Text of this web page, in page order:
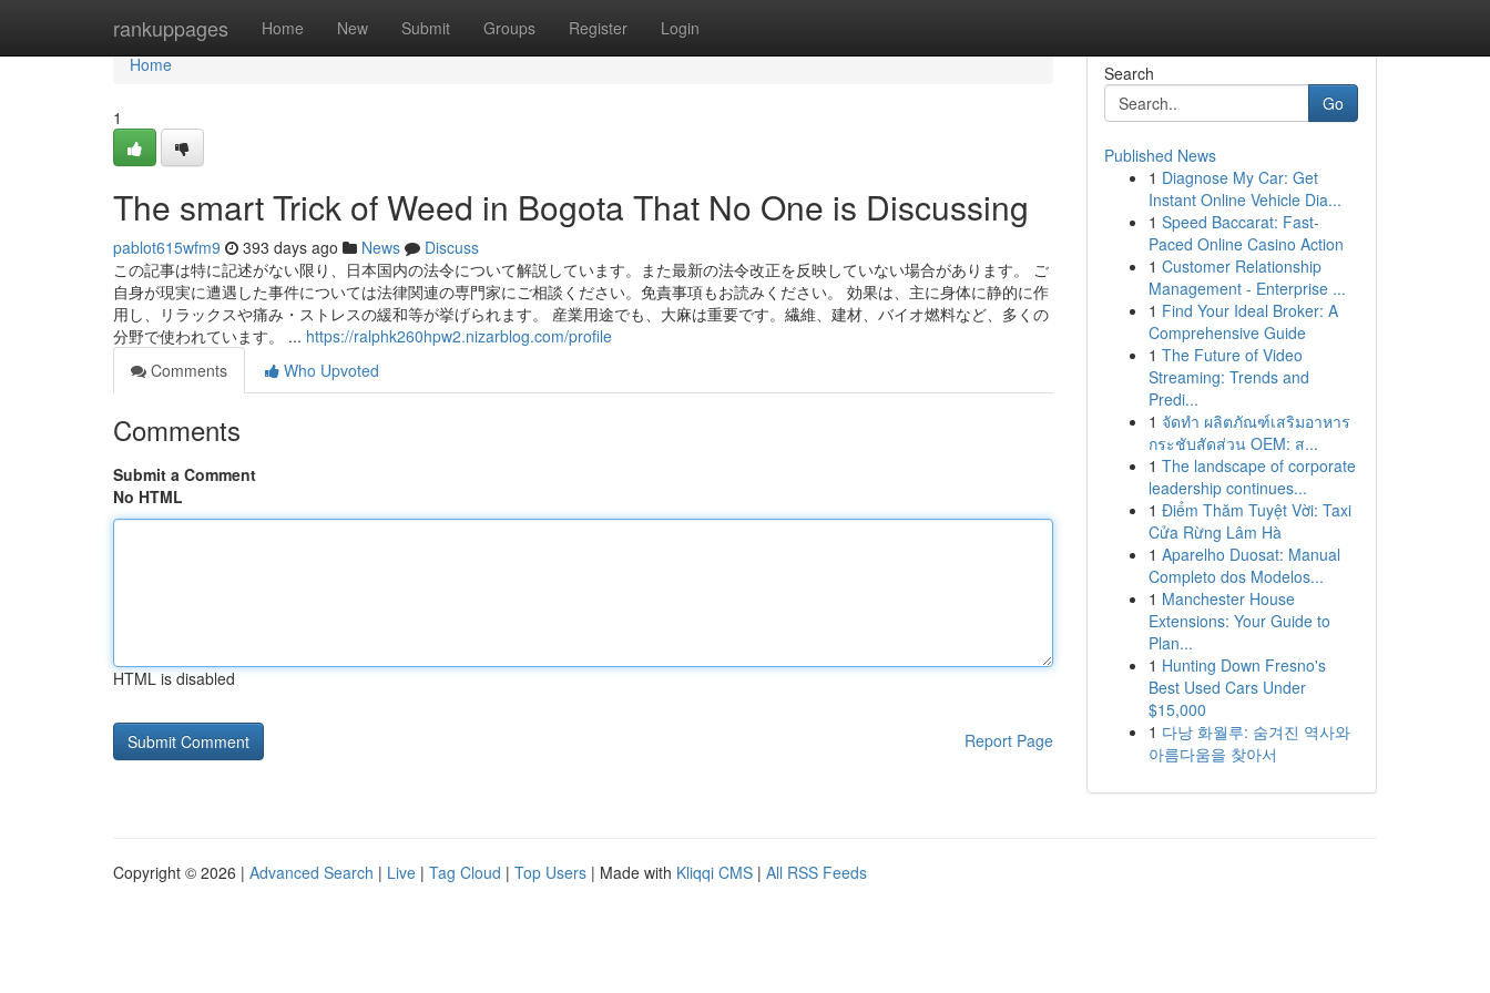
rankuppages Home New Submit Groups Register Login
Home
Home
1
The smart Trick of Weed in Bogota That No One is Discussing
pablot615wfm9 393 days ago News
Discuss
この記事は特に記述がない限り、日本国内の法令について解説しています。また最新の法令改正を反映していない場合があります。 ご
自身が現実に遭遇した事件については法律関連の専門家にご相談ください。免責事項もお読みください。 効果は、主に身体に静的に作
用し、リラックスや痛み・ストレスの緩和等が挙げられます。 産業用途でも、大麻は重要です。繊維、建材、バイオ燃料など、多くの
分野で使われています。 ... https://ralphk260hpw2.nizarblog.com/profile
Comments
Who Upvoted
Comments
Submit a Comment
No HTML
HTML is disabled
Report Page
Search
Go
Published News
1 Diagnose My Car: Get
Instant Online Vehicle Dia...
1 Speed Baccarat: Fast-
Paced Online Casino Action
1 Customer Relationship
Management - Enterprise ...
1 Find Your Ideal Broker: A
Comprehensive Guide
1 The Future of Video
Streaming: Trends and
Predi...
1 จัดทำ ผลิตภัณฑ์เสริมอาหาร
กระชับสัดส่วน OEM: ส...
1 The landscape of corporate
leadership continues...
1 Điểm Thăm Tuyệt Vời: Taxi
Cửa Rừng Lâm Hà
1 Aparelho Duosat: Manual
Completo dos Modelos...
1 Manchester House
Extensions: Your Guide to
Plan...
1 Hunting Down Fresno's
Best Used Cars Under
$15,000
1 다낭 화월루: 숨겨진 역사와
아름다움을 찾아서
Copyright © 2026 | Advanced Search | Live | Tag Cloud | Top Users | Made with Kliqqi CMS | All RSS Feeds